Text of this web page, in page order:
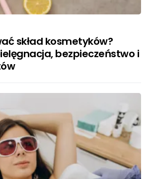
skład kosmetyków?
bezpieczeństwo i